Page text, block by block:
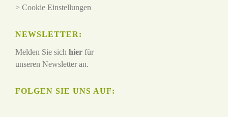
> Cookie Einstellungen
NEWSLETTER:
Melden Sie sich hier für
unseren Newsletter an.
FOLGEN SIE UNS AUF: